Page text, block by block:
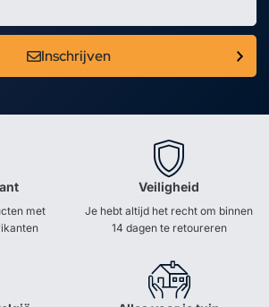
Inschrijven
met
Veiligheid
Je hebt altijd het recht om binnen
14 dagen te retoureren